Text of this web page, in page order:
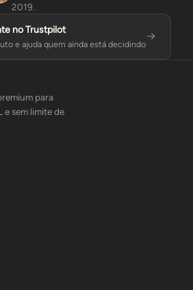
2019.
no Trustpilot
e ajuda quem ainda está decidindo
para
e sem limite de